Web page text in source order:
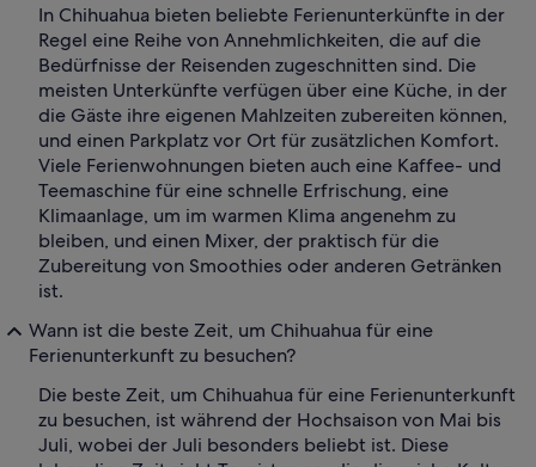
In Chihuahua bieten beliebte Ferienunterkünfte in der
Regel eine Reihe von Annehmlichkeiten, die auf die
Bedürfnisse der Reisenden zugeschnitten sind. Die
meisten Unterkünfte verfügen über eine Küche, in der
die Gäste ihre eigenen Mahlzeiten zubereiten können,
und einen Parkplatz vor Ort für zusätzlichen Komfort.
Viele Ferienwohnungen bieten auch eine Kaffee- und
Teemaschine für eine schnelle Erfrischung, eine
Klimaanlage, um im warmen Klima angenehm zu
bleiben, und einen Mixer, der praktisch für die
Zubereitung von Smoothies oder anderen Getränken
ist.
Wann ist die beste Zeit, um Chihuahua für eine
Ferienunterkunft zu besuchen?
Die beste Zeit, um Chihuahua für eine Ferienunterkunft
zu besuchen, ist während der Hochsaison von Mai bis
Juli, wobei der Juli besonders beliebt ist. Diese